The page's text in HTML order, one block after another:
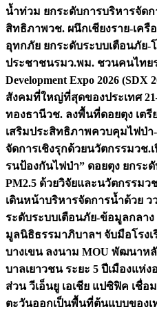
น้ำท่วม ยกระดับการบริหารจัด
สิทธิภาพวช. ผนึกเชียงราย-เค
อุทกภัย ยกระดับระบบเตือนภัย
ประชาชนรมว.พม. ชวนคนไทย
Development Expo 2026
สังคมที่ใหญ่ที่สุดของประเทศ
ทองธานีวช. ลงพื้นที่ดอยตุง เต
เสริมประสิทธิภาพควบคุมไฟป่
จัดการเชิงรุกด้วยนวัตกรรมวช.
รนป้องกันไฟป่า” ดอยตุง ยกระ
PM2.5 ด้วยวิจัยและนวัตกรรมว
เดินหน้าบริหารจัดการน้ำด้วย
ระดับระบบเตือนภัย-ข้อมูลกลาง
มูลนิธิธรรมาภิบาลฯ จับมือโรง
บางเขน ลงนาม MOU พัฒนาห
บาลเยาวชน ระยะ 5 ปีเมืองแห่
ส่วน วีเอ็นยู เอเชีย แปซิฟิค เชื่
ตะวันออกเป็นพื้นที่ต้นแบบของเ